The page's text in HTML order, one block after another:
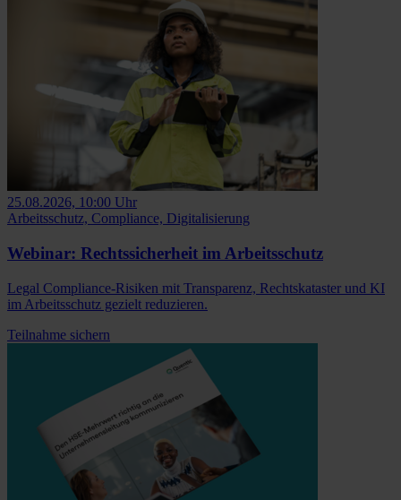
25.08.2026, 10:00 Uhr
Arbeitsschutz, Compliance, Digitalisierung
Webinar: Rechtssicherheit im Arbeitsschutz
Legal Compliance-Risiken mit Transparenz, Rechtskataster und KI
im Arbeitsschutz gezielt reduzieren.
Teilnahme sichern